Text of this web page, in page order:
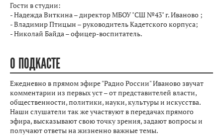
Гости в студии:
- Надежда Виткина – директор МБОУ "СШ №43" г. Иваново ;
- Владимир Птицын – руководитель Кадетского корпуса;
- Николай Байда – офицер-воспитатель.
О ПОДКАСТЕ
Ежедневно в прямом эфире "Радио России" Иваново звучат
комментарии из первых уст – от представителей власти,
общественности, политики, науки, культуры и искусства.
Наши слушатели так же участвуют в передачах прямого
эфира, высказывают свою точку зрения, задают вопросы и
получают ответы на жизненно важные темы.